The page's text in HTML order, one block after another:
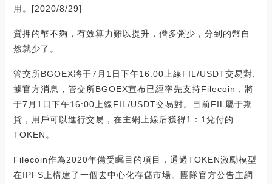
用。[2020/8/29]
質押的幣不夠，有效算力難以提升，僧多粥少，分到的幣自
然就少了。
管交所BGOEX將于7月1日下午16:00上線FIL/USDT交易對:
據官方消息，管交所BGOEX宣布已經率先支持Filecoin，將
于7月1日下午16:00上線FIL/USDT交易對。目前FIL屬于期
貨，用戶可以進行交易，在主網上線后獲得1：1兌付的
TOKEN。
Filecoin作為2020年備受矚目的項目，通過TOKEN激勵模型
在IPFS上構建了一個去中心化存儲市場。團隊官方公告主網